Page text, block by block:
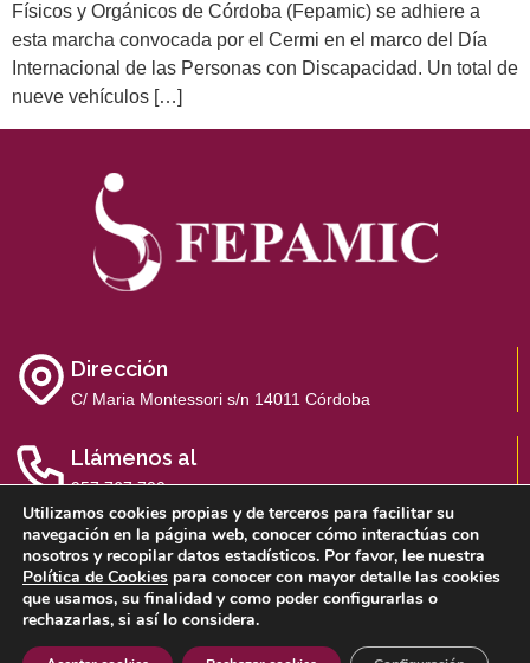
Físicos y Orgánicos de Córdoba (Fepamic) se adhiere a
esta marcha convocada por el Cermi en el marco del Día
Internacional de las Personas con Discapacidad. Un total de
nueve vehículos […]
Dirección
C/ Maria Montessori s/n 14011 Córdoba
Llámenos al
957 767 700
Aviso LegalPolítica de Privacidad
Política de Cookies
Utilizamos cookies propias y de terceros para facilitar su
navegación en la página web, conocer cómo interactúas con
nosotros y recopilar datos estadísticos. Por favor, lee nuestra
Política de Cookies para conocer con mayor detalle las cookies
que usamos, su finalidad y como poder configurarlas o
rechazarlas, si así lo considera.